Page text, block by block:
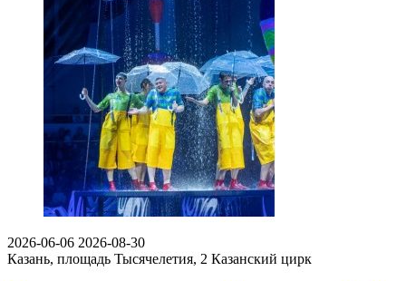
2026-06-06 2026-08-30
Казань, площадь Тысячелетия, 2 Казанский цирк